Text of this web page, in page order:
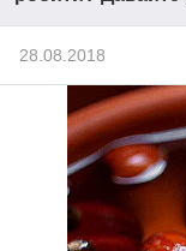
28.08.2018